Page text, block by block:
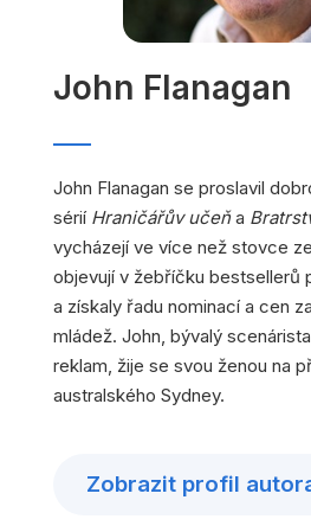
John Flanagan
John Flanagan se proslavil
sérií Hraničářův učeňa
vycházejí ve více než stovce
objevují v žebříčku bestsellerů
a získaly řadu nominací a cen
mládež. John, bývalý
reklam, žije se svou ženou na
australského Sydney.
Zobrazit profil